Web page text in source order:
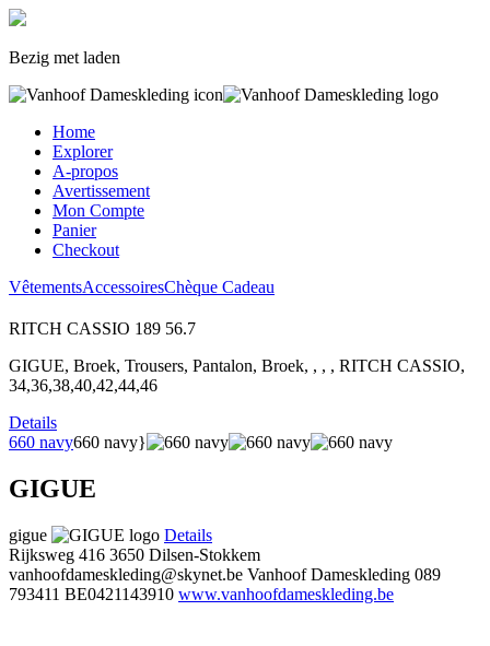
Bezig met laden
Home
Explorer
A-propos
Avertissement
Mon Compte
Panier
Checkout
VêtementsAccessoiresChèque Cadeau
RITCH CASSIO 189 56.7
GIGUE, Broek, Trousers, Pantalon, Broek, , , , RITCH CASSIO,
34,36,38,40,42,44,46
Details
660 navy660 navy}
GIGUE
gigue
Details
Rijksweg 416 3650 Dilsen-Stokkem
vanhoofdameskleding@skynet.be Vanhoof Dameskleding 089
793411 BE0421143910 www.vanhoofdameskleding.be